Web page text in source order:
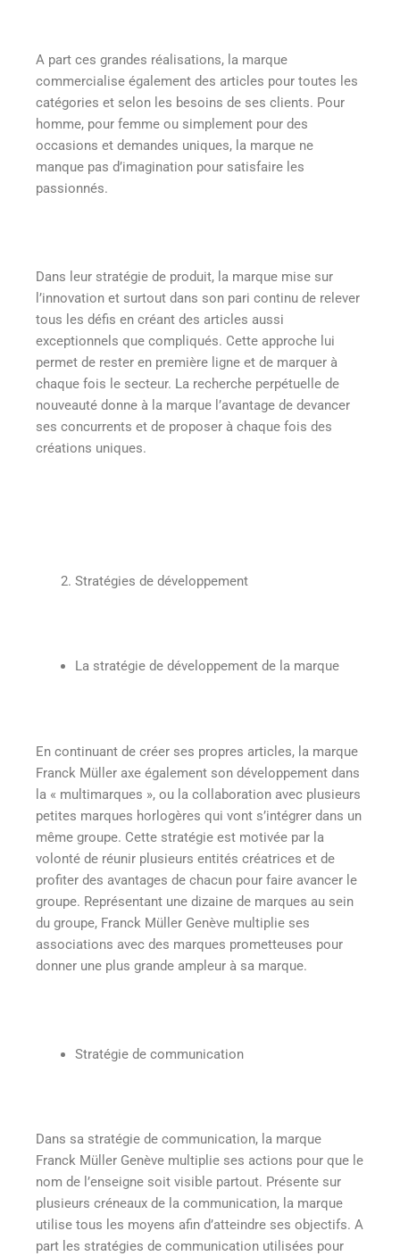
A part ces grandes réalisations, la marque
commercialise également des articles pour toutes les
catégories et selon les besoins de ses clients. Pour
homme, pour femme ou simplement pour des
occasions et demandes uniques, la marque ne
manque pas d’imagination pour satisfaire les
passionnés.
Dans leur stratégie de produit, la marque mise sur
l’innovation et surtout dans son pari continu de relever
tous les défis en créant des articles aussi
exceptionnels que compliqués. Cette approche lui
permet de rester en première ligne et de marquer à
chaque fois le secteur. La recherche perpétuelle de
nouveauté donne à la marque l’avantage de devancer
ses concurrents et de proposer à chaque fois des
créations uniques.
Stratégies de développement
La stratégie de développement de la marque
En continuant de créer ses propres articles, la marque
Franck Müller axe également son développement dans
la « multimarques », ou la collaboration avec plusieurs
petites marques horlogères qui vont s’intégrer dans un
même groupe. Cette stratégie est motivée par la
volonté de réunir plusieurs entités créatrices et de
profiter des avantages de chacun pour faire avancer le
groupe. Représentant une dizaine de marques au sein
du groupe, Franck Müller Genève multiplie ses
associations avec des marques prometteuses pour
donner une plus grande ampleur à sa marque.
Stratégie de communication
Dans sa stratégie de communication, la marque
Franck Müller Genève multiplie ses actions pour que le
nom de l’enseigne soit visible partout. Présente sur
plusieurs créneaux de la communication, la marque
utilise tous les moyens afin d’atteindre ses objectifs. A
part les stratégies de communication utilisées pour